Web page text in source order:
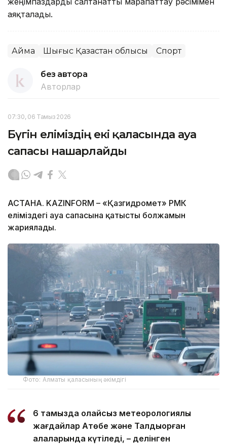
аяқталады.
Аймақ Шығыс Қазақстан облысы Спорт
без автора
Авторлар
07:30, 06 Тамыз 2026
Бүгін еліміздің екі қаласында ауа
сапасы нашарлайды
АСТАНА. KAZINFORM – «Қазгидромет» РМК
еліміздегі ауа сапасына қатысты болжамын
жариялады.
Фото: Алматы қаласының әкімдігі
6 тамызда қолайсыз метеорологиялық
жағдайлар Ақтөбе және Талдықорған
қалаларында күтіледі, – делінген